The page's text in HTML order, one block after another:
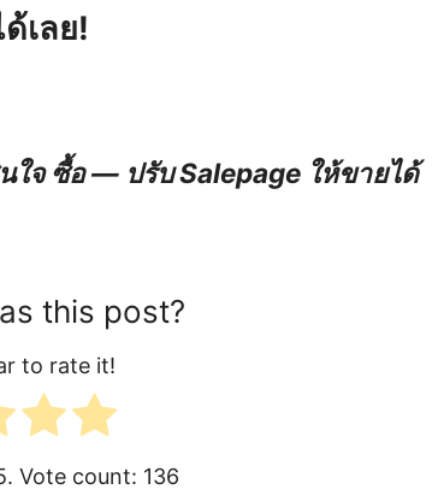
เลย!
จ ซื้อ — ปรับ Salepage ให้ขายได้
this post?
to rate it!
Vote count: 136